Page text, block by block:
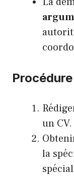
Procédure
un CV.
la